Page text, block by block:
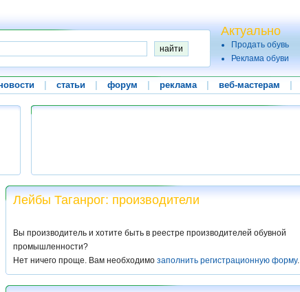
Актуально
Продать обувь
Реклама обуви
статьи форум реклама веб-мастерам
Лейбы Таганрог: производители
Вы производитель и хотите быть в реестре производителей обувной
промышленности?
Нет ничего проще. Вам необходимо заполнить регистрационную форму.